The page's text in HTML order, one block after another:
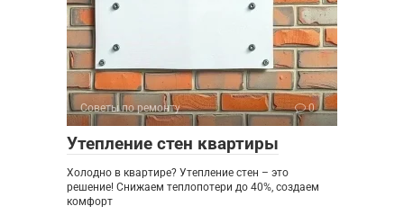
Советы по ремонту 0
Утепление стен квартиры
Холодно в квартире? Утепление стен – это
решение! Снижаем теплопотери до 40%, создаем
комфорт